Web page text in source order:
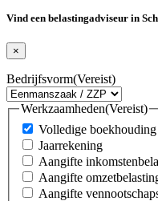
Vind een belastingadviseur in
×
Bedrijfsvorm(Vereist)
Werkzaamheden(Vereist)
Volledige boekhouding
Jaarrekening
Aangifte
Aangifte
Aangifte